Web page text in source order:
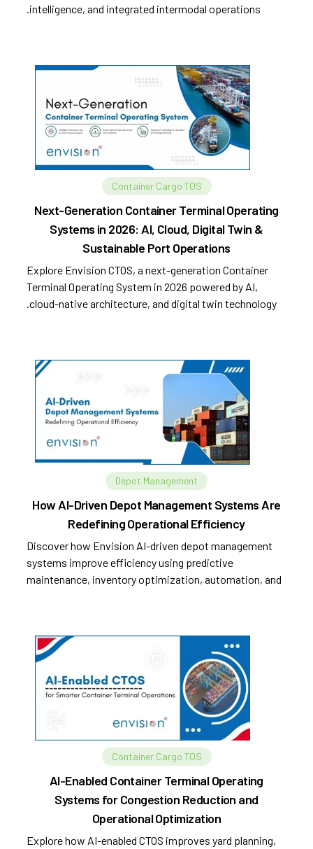
intelligence, and integrated intermodal operations.
Container Cargo TOS
Next-Generation Container Terminal Operating
Systems in 2026: AI, Cloud, Digital Twin &
Sustainable Port Operations
Explore Envision CTOS, a next-generation Container
Terminal Operating System in 2026 powered by AI,
cloud-native architecture, and digital twin technology.
Depot Management
How AI-Driven Depot Management Systems Are
Redefining Operational Efficiency
Discover how Envision AI-driven depot management
systems improve efficiency using predictive
maintenance, inventory optimization, automation, and
Container Cargo TOS
AI-Enabled Container Terminal Operating
Systems for Congestion Reduction and
Operational Optimization
Explore how AI-enabled CTOS improves yard planning,